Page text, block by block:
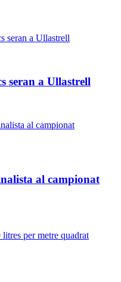
seran a Ullastrell
al campionat